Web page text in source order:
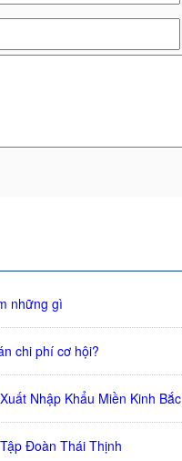
những gì
chi phí cơ hội?
Nhập Khẩu Miền Kinh Bắc
Đoàn Thái Thịnh